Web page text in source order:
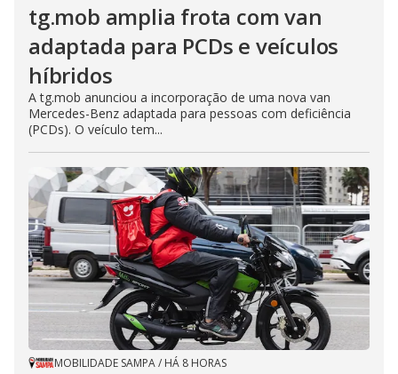
tg.mob amplia frota com van
adaptada para PCDs e veículos
híbridos
A tg.mob anunciou a incorporação de uma nova van
Mercedes-Benz adaptada para pessoas com deficiência
(PCDs). O veículo tem...
MOBILIDADE SAMPA/ HÁ 8 HORAS